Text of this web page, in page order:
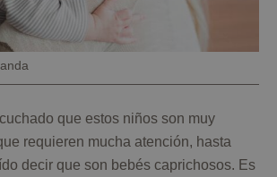
que estos niños son muy
requieren mucha atención, hasta
decir que son bebés caprichosos. Es